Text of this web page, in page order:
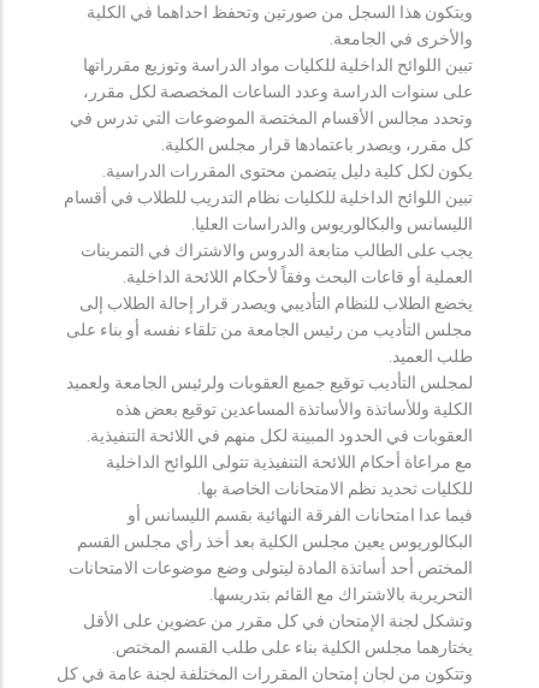
ويتكون هذا السجل من صورتين وتحفظ احداهما في الكلية
والأخرى في الجامعة.
تبين اللوائح الداخلية للكليات مواد الدراسة وتوزيع مقرراتها
على سنوات الدراسة وعدد الساعات المخصصة لكل مقرر،
وتحدد مجالس الأقسام المختصة الموضوعات التي تدرس في
كل مقرر، ويصدر باعتمادها قرار مجلس الكلية.
يكون لكل كلية دليل يتضمن محتوى المقررات الدراسية.
تبين اللوائح الداخلية للكليات نظام التدريب للطلاب في أقسام
الليسانس والبكالوريوس والدراسات العليا.
يجب على الطالب متابعة الدروس والاشتراك في التمرينات
العملية أو قاعات البحث وفقاً لأحكام اللائحة الداخلية.
يخضع الطلاب للنظام التأديبي ويصدر قرار إحالة الطلاب إلى
مجلس التأديب من رئيس الجامعة من تلقاء نفسه أو بناء على
طلب العميد.
لمجلس التأديب توقيع جميع العقوبات ولرئيس الجامعة ولعميد
الكلية وللأساتذة والأساتذة المساعدين توقيع بعض هذه
العقوبات في الحدود المبينة لكل منهم في اللائحة التنفيذية.
مع مراعاة أحكام اللائحة التنفيذية تتولى اللوائح الداخلية
للكليات تحديد نظم الامتحانات الخاصة بها.
فيما عدا امتحانات الفرقة النهائية بقسم الليسانس أو
البكالوريوس يعين مجلس الكلية بعد أخذ رأي مجلس القسم
المختص أحد أساتذة المادة ليتولى وضع موضوعات الامتحانات
التحريرية بالاشتراك مع القائم بتدريسها.
وتشكل لجنة الإمتحان في كل مقرر من عضوين على الأقل
يختارهما مجلس الكلية بناء على طلب القسم المختص.
وتتكون من لجان إمتحان المقررات المختلفة لجنة عامة في كل